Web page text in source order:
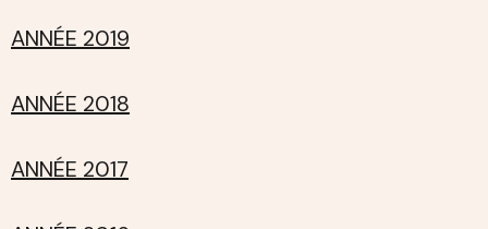
ANNÉE 2019
ANNÉE 2018
ANNÉE 2017